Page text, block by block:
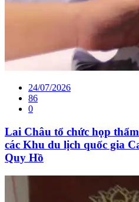
24/07/2026
86
0
Lai Châu tổ chức họp
các Khu du lịch quốc gia
Quy Hồ